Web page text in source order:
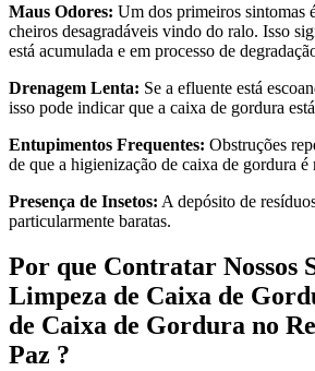
Maus Odores: Um dos primeiros sintomas
cheiros desagradáveis vindo do ralo. Isso
está acumulada e em processo de
Drenagem Lenta: Se a efluente está
isso pode indicar que a caixa de gordura
Entupimentos Frequentes: Obstruções
de que a higienização de caixa de gordura é
Presença de Insetos: A depósito de
particularmente baratas.
Por que Contratar Nossos
Limpeza de Caixa de
de Caixa de Gordura no
Paz ?